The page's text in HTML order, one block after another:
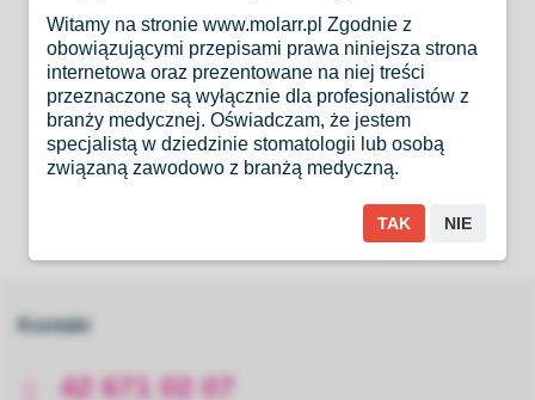
osadzaniem uzupełnienia protetycznego;
uszczelnianie bruzd i zagłębień.
Dostępne opakowanie:płyn 1 x 8,5g
Kontakt
42 671 02 07
Witamy na stronie www.molarr.pl Zgodnie z
obowiązującymi przepisami prawa niniejsza strona
internetowa oraz prezentowane na niej treści
przeznaczone są wyłącznie dla profesjonalistów z
branży medycznej. Oświadczam, że jestem
specjalistą w dziedzinie stomatologii lub osobą
związaną zawodowo z branżą medyczną.
TAK NIE